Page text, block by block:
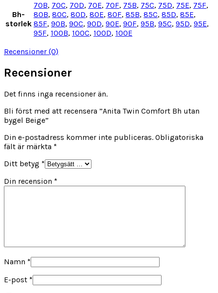
Bh-
storlek
70B, 70C, 70D, 70E, 70F, 75B, 75C, 75D, 75E, 75F,
80B, 80C, 80D, 80E, 80F, 85B, 85C, 85D, 85E,
85F, 90B, 90C, 90D, 90E, 90F, 95B, 95C, 95D, 95E,
95F, 100B, 100C, 100D, 100E
Recensioner (0)
Recensioner
Det finns inga recensioner än.
Bli först med att recensera ”Anita Twin Comfort Bh utan
bygel Beige”
Din e-postadress kommer inte publiceras. Obligatoriska
fält är märkta *
Ditt betyg *
Din recension *
Namn *
E-post *